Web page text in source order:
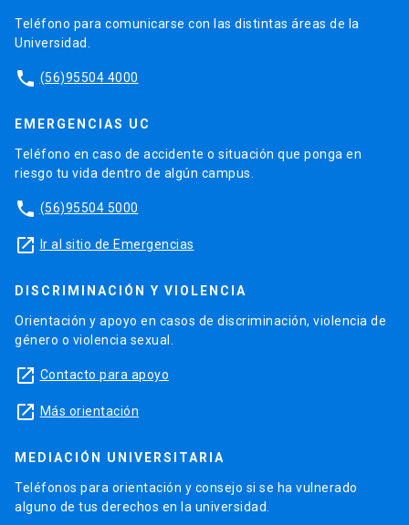
Teléfono para comunicarse con las distintas áreas de la
Universidad.
phone (56)95504 4000
EMERGENCIAS UC
Teléfono en caso de accidente o situación que ponga en
riesgo tu vida dentro de algún campus.
phone (56)95504 5000
launch Ir al sitio de Emergencias
DISCRIMINACIÓN Y VIOLENCIA
Orientación y apoyo en casos de discriminación, violencia de
género o violencia sexual.
launch Contacto para apoyo
launch Más orientación
MEDIACIÓN UNIVERSITARIA
Teléfonos para orientación y consejo si se ha vulnerado
alguno de tus derechos en la universidad.